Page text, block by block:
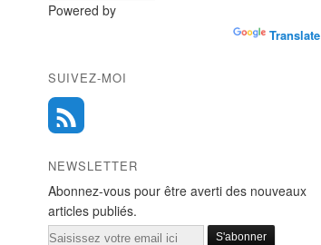
Powered by
Translate
SUIVEZ-MOI
NEWSLETTER
Abonnez-vous pour être averti des nouveaux
articles publiés.
Email